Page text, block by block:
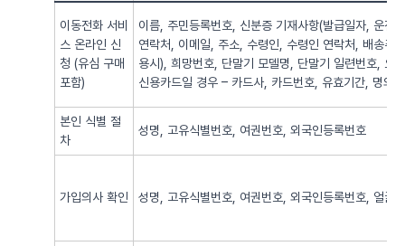
이동전화 서비
스 온라인 신
청 (유심 구매
포함)
이름, 주민등록번호, 신분증 기재사항(발급일자, 운전
연락처, 이메일, 주소, 수령인, 수령인 연락처, 배송주
용시), 희망번호, 단말기 모델명, 단말기 일련번호, 요
신용카드일 경우 – 카드사, 카드번호, 유효기간, 명의
본인 식별 절
차
성명, 고유식별번호, 여권번호, 외국인등록번호
가입의사 확인 성명, 고유식별번호, 여권번호, 외국인등록번호, 얼굴